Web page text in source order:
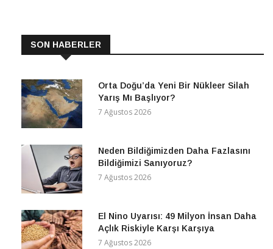
SON HABERLER
Orta Doğu’da Yeni Bir Nükleer Silah
Yarış Mı Başlıyor?
7 Ağustos 2026
Neden Bildiğimizden Daha Fazlasını
Bildiğimizi Sanıyoruz?
7 Ağustos 2026
El Nino Uyarısı: 49 Milyon İnsan Daha
Açlık Riskiyle Karşı Karşıya
7 Ağustos 2026